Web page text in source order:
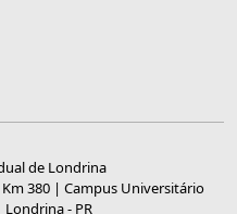
de Londrina
Km 380 | Campus Universitário
Londrina - PR